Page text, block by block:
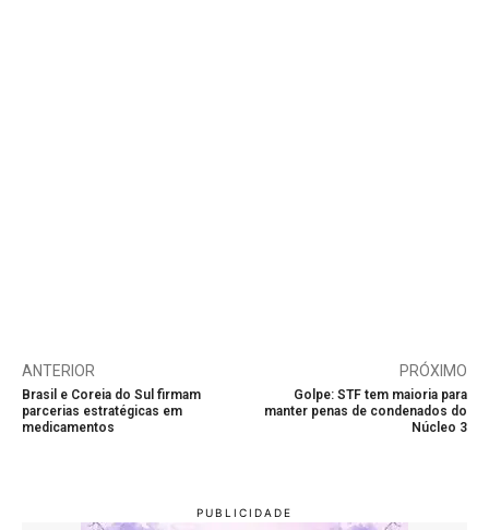
ANTERIOR
Brasil e Coreia do Sul firmam
parcerias estratégicas em
medicamentos
PRÓXIMO
Golpe: STF tem maioria para
manter penas de condenados do
Núcleo 3